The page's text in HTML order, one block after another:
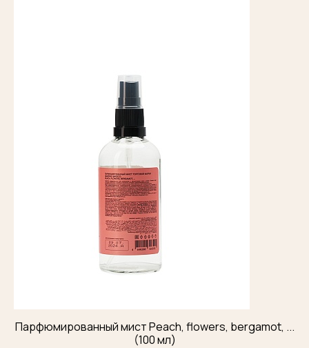
Парфюмированный мист Peach, flowers, bergamot, ...
(100 мл)